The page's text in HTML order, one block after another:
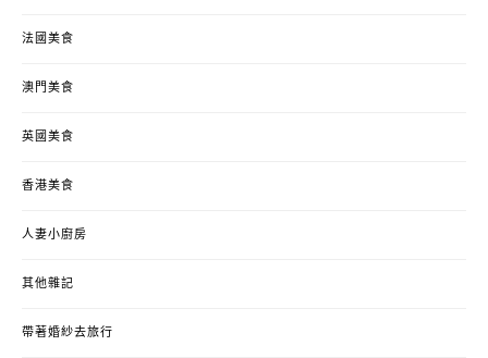
法國美食
澳門美食
英國美食
香港美食
人妻小廚房
其他雜記
帶著婚紗去旅行